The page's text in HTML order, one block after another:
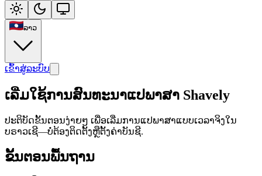
ລາວ
ເຂົ້າສູ່ລະບົບ
ເລີ່ມໃຊ້ການສົນທະນາແປພາສາ Shavely
ປະຕິບັດຂັ້ນຕອນງ່າຍໆ ເພື່ອເລີ່ມການແປພາສາແບບເວລາຈິງໃນ
ບຣາວເຊີ—ບໍ່ຕ້ອງຕິດຕັ້ງຫຼືຕັ້ງຄ່າບັນຊີ.
ຂັ້ນຕອນພື້ນຖານ